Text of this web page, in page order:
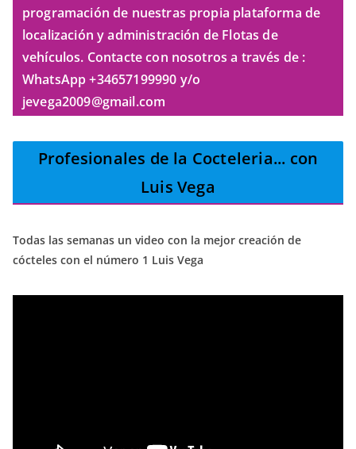
programación de nuestras propia plataforma de
localización y administración de Flotas de
vehículos. Contacte con nosotros a través de :
WhatsApp +34657199990 y/o
jevega2009@gmail.com
Profesionales de la Cocteleria... con
Luis Vega
Todas las semanas un video con la mejor creación de
cócteles con el número 1 Luis Vega